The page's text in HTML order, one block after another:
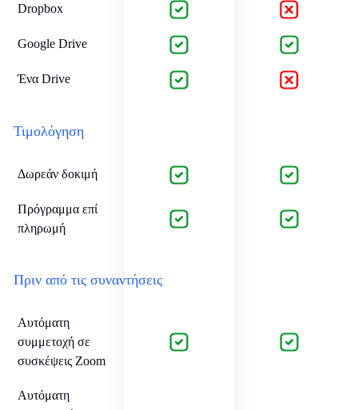
Dropbox
Google Drive
Ένα Drive
Τιμολόγηση
Δωρεάν δοκιμή
Πρόγραμμα επί
πληρωμή
Πριν από τις συναντήσεις
Αυτόματη
συμμετοχή σε
συσκέψεις Zoom
Αυτόματη